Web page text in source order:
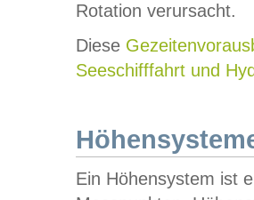
Rotation verursacht.
Diese
Seeschifffahrt und
Ein Höhensystem ist